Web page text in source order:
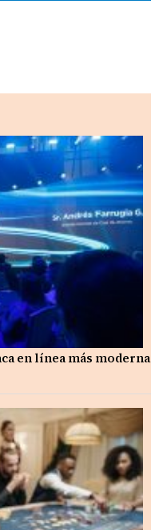
en línea más moderna